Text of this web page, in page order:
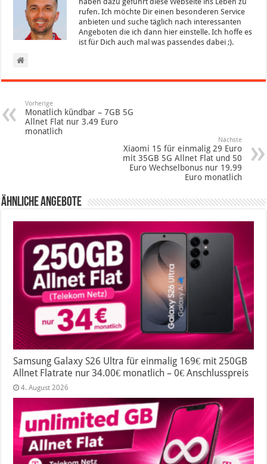
rufen. Ich möchte Dir einen besonderen Service
anbieten und suche täglich nach interessanten
Angeboten die ich dann hier einstelle. Ich hoffe es
ist für Dich auch mal was passendes dabei ;).
Vorherige
Monatlich kündbar – 7GB 5G
Allnet Flat nur 3.49 Euro
monatlich
Nächste
Xiaomi 15 für einmalig 29 Euro
mit 35GB 5G Allnet Flat und 50
Euro Wechselbonus nur 19.99
Euro monatlich
Ähnliche Angebote
Samsung Galaxy S26 Ultra für einmalig 169€ mit 250GB
Allnet Flatrate nur 34.00€ monatlich – 0€ Anschlusspreis
4. August 2026